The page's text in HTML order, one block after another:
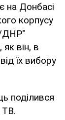
на Донбасі
корпусу
ДНР"
він, в
їх вибору
поділився
ТВ.